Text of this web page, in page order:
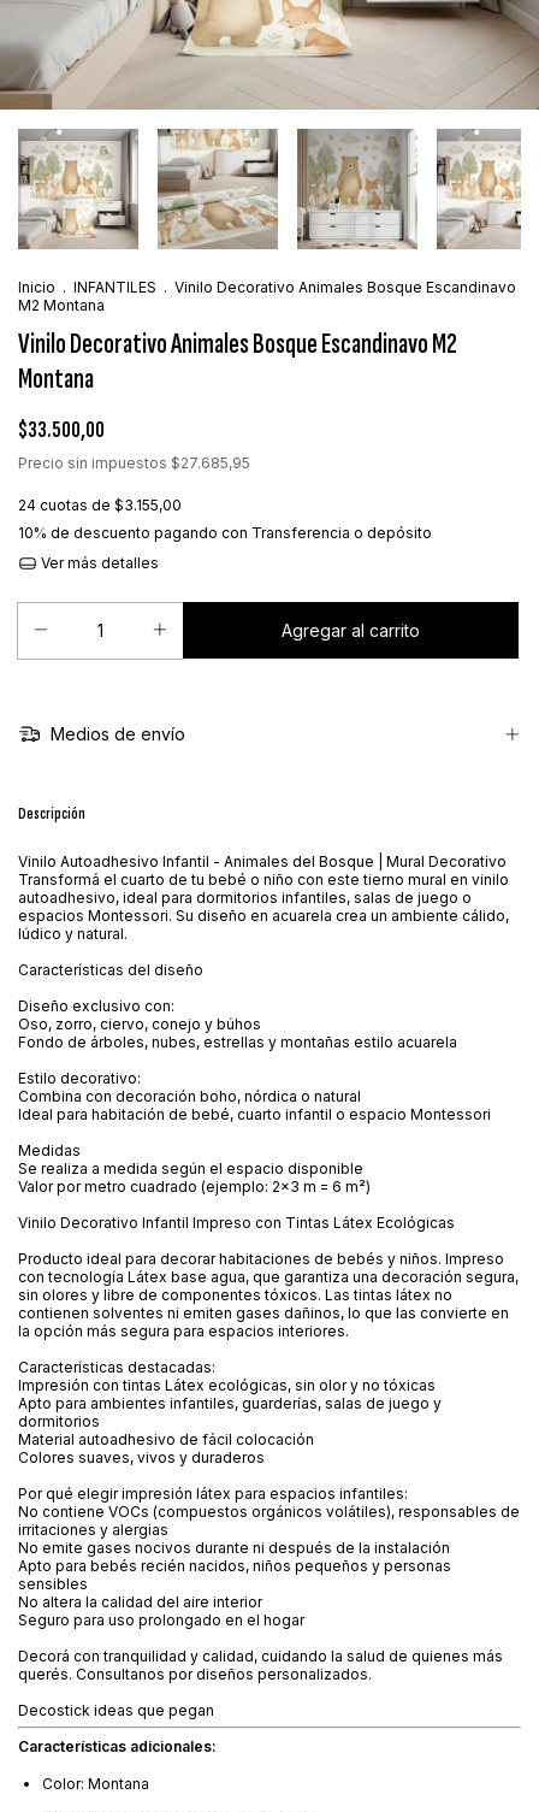
Inicio . INFANTILES . Vinilo Decorativo Animales Bosque Escandinavo
M2 Montana
Vinilo Decorativo Animales Bosque Escandinavo M2
Montana
$33.500,00
Precio sin impuestos $27.685,95
24 cuotas de $3.155,00
10% de descuento pagando con Transferencia o depósito
Ver más detalles
Medios de envío
Descripción
Vinilo Autoadhesivo Infantil - Animales del Bosque | Mural Decorativo
Transformá el cuarto de tu bebé o niño con este tierno mural en vinilo
autoadhesivo, ideal para dormitorios infantiles, salas de juego o
espacios Montessori. Su diseño en acuarela crea un ambiente cálido,
lúdico y natural.
Características del diseño
Diseño exclusivo con:
Oso, zorro, ciervo, conejo y búhos
Fondo de árboles, nubes, estrellas y montañas estilo acuarela
Estilo decorativo:
Combina con decoración boho, nórdica o natural
Ideal para habitación de bebé, cuarto infantil o espacio Montessori
Medidas
Se realiza a medida según el espacio disponible
Valor por metro cuadrado (ejemplo: 2x3 m = 6 m²)
Vinilo Decorativo Infantil Impreso con Tintas Látex Ecológicas
Producto ideal para decorar habitaciones de bebés y niños. Impreso
con tecnología Látex base agua, que garantiza una decoración segura,
sin olores y libre de componentes tóxicos. Las tintas látex no
contienen solventes ni emiten gases dañinos, lo que las convierte en
la opción más segura para espacios interiores.
Características destacadas:
Impresión con tintas Látex ecológicas, sin olor y no tóxicas
Apto para ambientes infantiles, guarderías, salas de juego y
dormitorios
Material autoadhesivo de fácil colocación
Colores suaves, vivos y duraderos
Por qué elegir impresión látex para espacios infantiles:
No contiene VOCs (compuestos orgánicos volátiles), responsables de
irritaciones y alergias
No emite gases nocivos durante ni después de la instalación
Apto para bebés recién nacidos, niños pequeños y personas
sensibles
No altera la calidad del aire interior
Seguro para uso prolongado en el hogar
Decorá con tranquilidad y calidad, cuidando la salud de quienes más
querés. Consultanos por diseños personalizados.
Decostick ideas que pegan
Características adicionales:
Color: Montana